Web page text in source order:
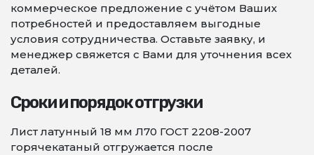
коммерческое предложение с учётом Ваших
потребностей и предоставляем выгодные
условия сотрудничества. Оставьте заявку, и
менеджер свяжется с Вами для уточнения всех
деталей.
Сроки и порядок отгрузки
Лист латунный 18 мм Л70 ГОСТ 2208-2007
горячекатаный отгружается после